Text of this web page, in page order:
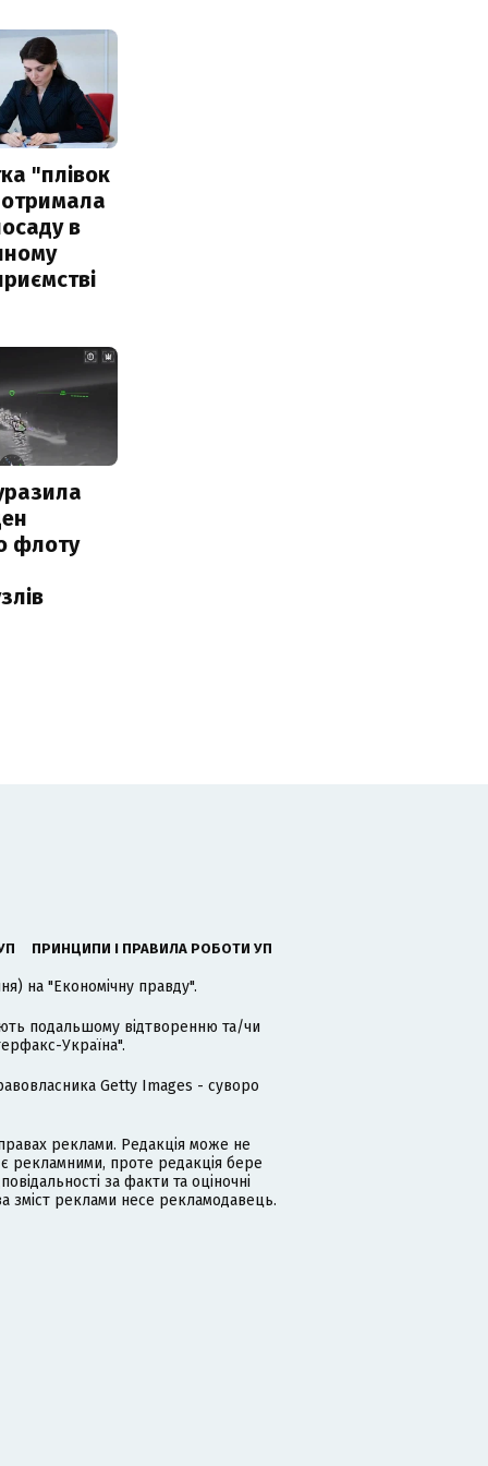
"плівок
в
флоту
ПРИНЦИПИ І ПРАВИЛА РОБОТИ УП
на "Економічну правду".
подальшому відтворенню та/чи
Україна".
Getty Images - суворо
реклами. Редакція може не
рекламними, проте редакція бере
за факти та оціночні
зміст реклами несе рекламодавець.